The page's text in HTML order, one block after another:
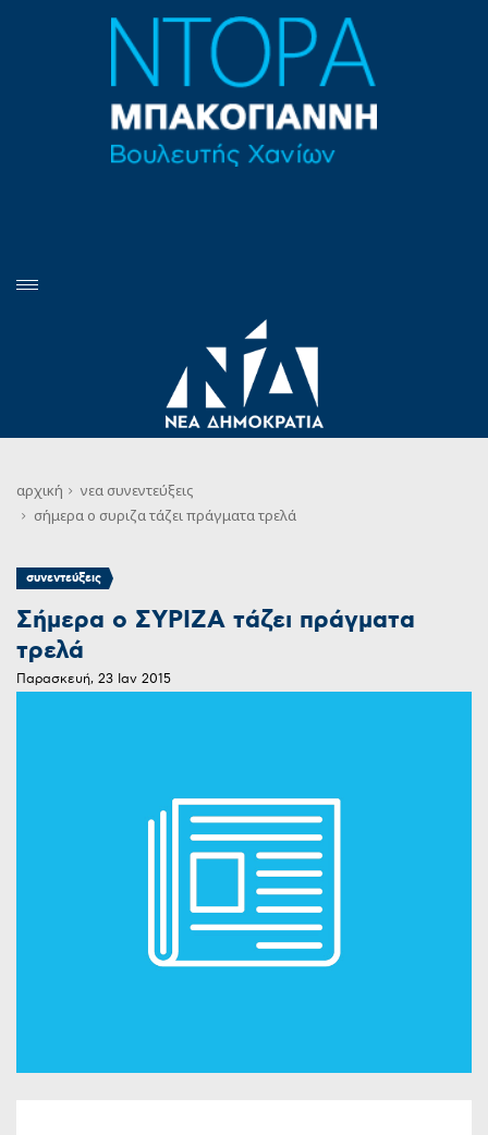
αρχική νεα συνεντεύξεις
σήμερα ο συριζα τάζει πράγματα τρελά
συνεντεύξεις
Σήμερα ο ΣΥΡΙΖΑ τάζει πράγματα
τρελά
Παρασκευή, 23 Ιαν 2015